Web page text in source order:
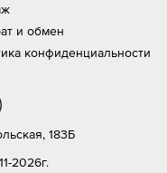
и обмен
конфиденциальности
2026г.
183Б